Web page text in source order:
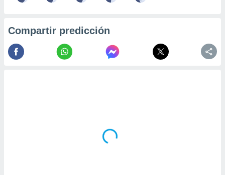
Compartir predicción